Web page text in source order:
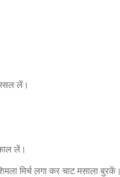
लें।
लें।
मिर्च लगा कर चाट मसाला बुरकें।